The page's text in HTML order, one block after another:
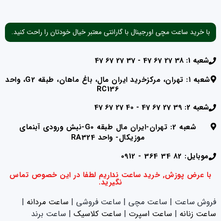
با خرید ساعت مچی اورجینال با گارانتی معتبر خیال خودتان را راحت کنید.
شعبه 1: 38 27 67 47 - 37 27 67 47
شعبه ۱: تهران، مرکزخرید ایران مال، باغ ماهان، طبقه G2، واحد
RC136
شعبه 2: 39 27 67 47 - 40 27 67 47
شعبه 2: تهران-ایران مال طبقه G0-نبش ورودی آبنمای
موزیکال- واحد RA324
موبایل: 82 34 364 - 0912
با عرض پوزش, خرید ساعت نداریم لطفا در این خصوص تماس
نگیرید.
فروش ساعت | ساعت مچی | ساعت فروشی | ساعت مردانه |
ساعت زنانه |‌ ساعت اسپرت |‌ ساعت کلاسیک | ساعت برند